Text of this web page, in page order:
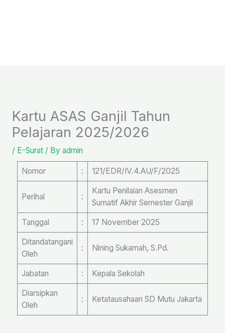
Kartu ASAS Ganjil Tahun
Pelajaran 2025/2026
/ E-Surat/ By admin
Nomor : 121/EDR/IV.4.AU/F/2025
Perihal :
Kartu Penilaian Asesmen
Sumatif Akhir Semester Ganjil
Tanggal : 17 November 2025
Ditandatangani
Oleh
: Nining Sukamah, S.Pd.
Jabatan : Kepala Sekolah
Diarsipkan
Oleh
: Ketatausahaan SD Mutu Jakarta